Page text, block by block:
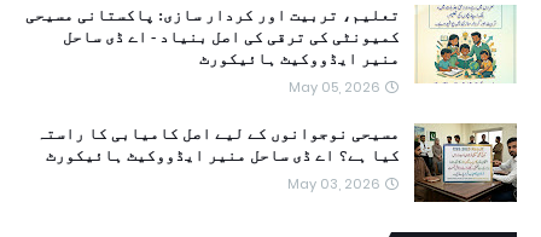
تعلیم، تربیت اور کردار سازی: پاکستانی مسیحی
کمیونٹی کی ترقی کی اصل بنیاد - اے ڈی ساحل
منیر ایڈووکیٹ ہائیکورٹ
May 05, 2026
مسیحی نوجوانوں کے لیے اصل کامیابی کا راستہ
کیا ہے؟ اے ڈی ساحل منیر ایڈووکیٹ ہائیکورٹ
May 03, 2026